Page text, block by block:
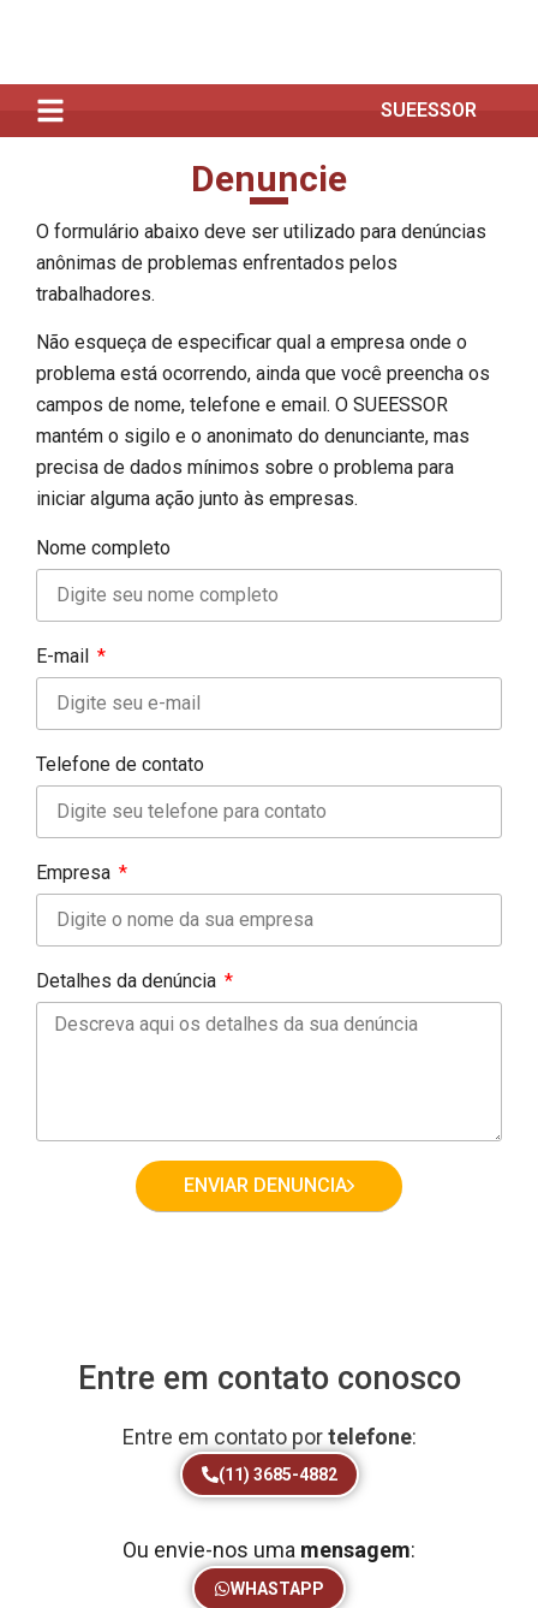
SUEESSOR
Denuncie
O formulário abaixo deve ser utilizado para denúncias
anônimas de problemas enfrentados pelos
trabalhadores.
Não esqueça de especificar qual a empresa onde o
problema está ocorrendo, ainda que você preencha os
campos de nome, telefone e email. O SUEESSOR
mantém o sigilo e o anonimato do denunciante, mas
precisa de dados mínimos sobre o problema para
iniciar alguma ação junto às empresas.
Nome completo
E-mail
Telefone de contato
Empresa
Detalhes da denúncia
ENVIAR DENUNCIA
Entre em contato conosco
Entre em contato portelefone:
(11) 3685-4882
Ou envie-nos uma mensagem:
WHASTAPP